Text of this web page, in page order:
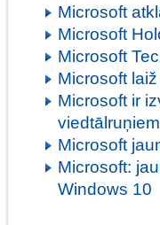
Microsoft
Microsoft
Microsoft
Microsoft
Microsoft ir
viedtālruņiem
Microsoft
Microsoft:
Windows 10